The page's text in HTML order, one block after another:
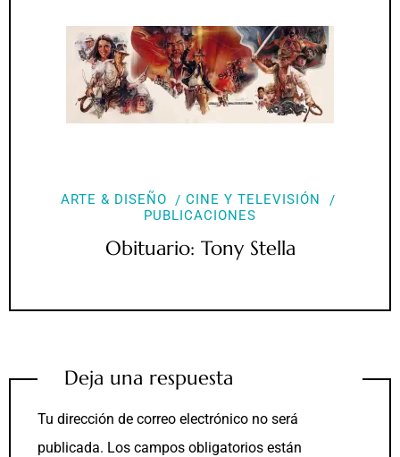
ARTE & DISEÑO
CINE Y TELEVISIÓN
PUBLICACIONES
Obituario: Tony Stella
Deja una respuesta
Tu dirección de correo electrónico no será
publicada. Los campos obligatorios están